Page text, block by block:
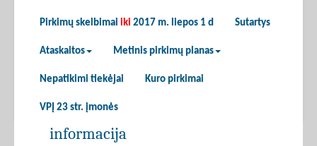
Pirkimų skelbimai iki 2017 m. liepos 1 d Sutartys
Ataskaitos Metinis pirkimų planas
Nepatikimi tiekėjai Kuro pirkimai
VPĮ 23 str. įmonės
informacija